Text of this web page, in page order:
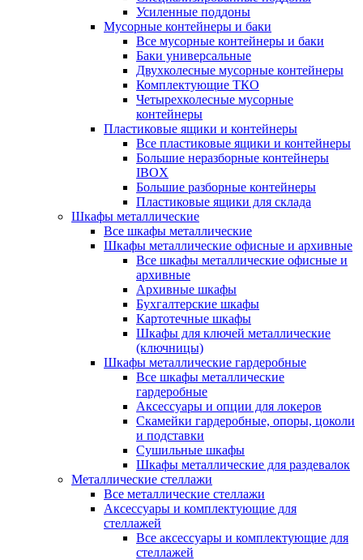
Усиленные поддоны
Мусорные контейнеры и баки
Все мусорные контейнеры и баки
Баки универсальные
Двухколесные мусорные контейнеры
Комплектующие ТКО
Четырехколесные мусорные
контейнеры
Пластиковые ящики и контейнеры
Все пластиковые ящики и контейнеры
Большие неразборные контейнеры
IBOX
Большие разборные контейнеры
Пластиковые ящики для склада
Шкафы металлические
Все шкафы металлические
Шкафы металлические офисные и архивные
Все шкафы металлические офисные и
архивные
Архивные шкафы
Бухгалтерские шкафы
Картотечные шкафы
Шкафы для ключей металлические
(ключницы)
Шкафы металлические гардеробные
Все шкафы металлические
гардеробные
Аксессуары и опции для локеров
Скамейки гардеробные, опоры, цоколи
и подставки
Сушильные шкафы
Шкафы металлические для раздевалок
Металлические стеллажи
Все металлические стеллажи
Аксессуары и комплектующие для
стеллажей
Все аксессуары и комплектующие для
стеллажей